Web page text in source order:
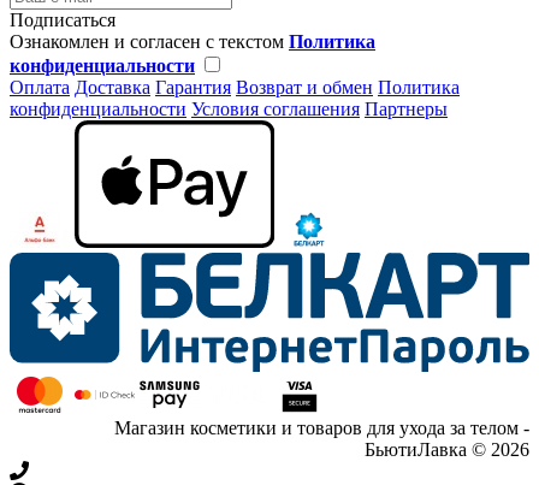
Подписаться
Ознакомлен и согласен с текстом Политика
конфиденциальности
Оплата Доставка Гарантия Возврат и обмен Политика
конфиденциальности Условия соглашения Партнеры
Магазин косметики и товаров для ухода за телом -
БьютиЛавка © 2026